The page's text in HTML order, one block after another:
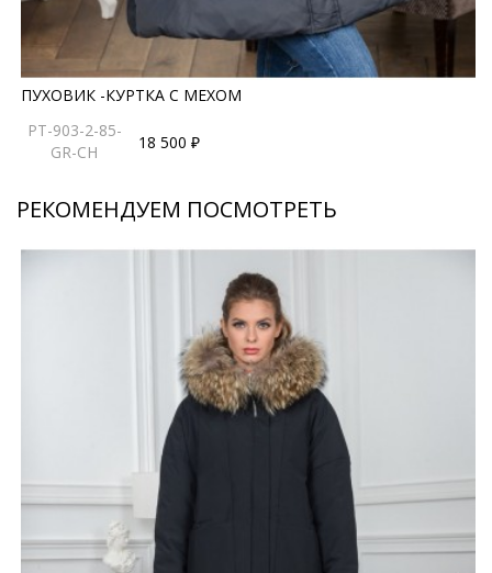
ПУХОВИК -КУРТКА С МЕХОМ
PT-903-2-85-
GR-CH
18 500 ₽
РЕКОМЕНДУЕМ ПОСМОТРЕТЬ